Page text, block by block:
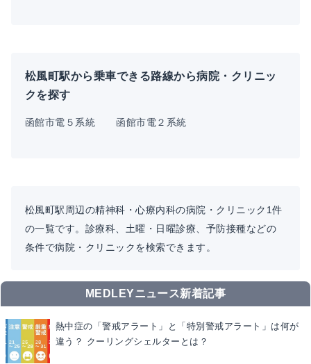
松風町駅から乗車できる路線から病院・クリニッ
クを探す
函館市電５系統 函館市電２系統
松風町駅周辺の精神科・心療内科の病院・クリニック1件
の一覧です。診療科、土曜・日曜診療、予防接種などの
条件で病院・クリニックを検索できます。
MEDLEYニュース新着記事
熱中症の「警戒アラート」と「特別警戒アラート」は何が
違う？ クーリングシェルターとは？